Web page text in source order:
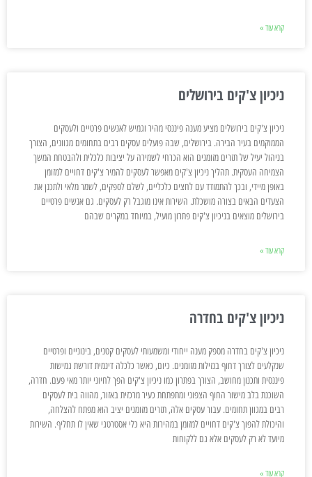
קרא עוד »
ניכיון צ'קים בירושלים
ניכיון צ'קים בירושלים מציע מענה פיננסי מהיר וגמיש לאנשים פרטיים ולעסקים
הממוקמים בעיר הבירה. בירושלים, שבה פועלים עסקים רבים בתחומים מגוונים, הצורך
בניהול יעיל של תזרים מזומנים הוא הכרחי לשמירה על יציבות כלכלית ולהבטחת המשך
הצמיחה העסקית. תהליך ניכיון צ'קים מאפשר לעסקים להמיר צ'קים דחויים למזומן
באופן מיידי, ובכך להתמודד עם לחצים כלכליים, לשלם לספקים, לשמר מלאי ולתכנן את
הצעדים הבאים בצורה מושכלת. השירות אינו מוגבל רק לעסקים. גם אנשים פרטיים
בירושלים מוצאים בניכיון צ'קים פתרון מועיל, במיוחד במקרים שבהם
קרא עוד »
ניכיון צ'קים בחדרה
ניכיון צ'קים בחדרה מספק מענה ייחודי ומשמעותי לעסקים קטנים, בינוניים ופרטיים
שנקלעים לצורך דחוף בנזילות מזומנים. כיום, כאשר כלכלה דינמית דורשת גמישות
פיננסית ותכנון מחושב, הצורך בפתרון כמו ניכיון צ'קים הפך לחיוני יותר מאי פעם. חדרה,
השוכנת בלב מישור החוף הצפוני ומתפתחת כעיר מרכזית באזור, מהווה בית לעסקים
רבים במגוון תחומים. עבור עסקים אלה, תזרים מזומנים יציב הוא מפתח להצלחה,
והיכולת להפוך צ'קים דחויים למזומן במהירות היא כלי אסטרטגי שאין לו תחליף. השירות
מיועד לא רק לעסקים אלא גם ללקוחות
קרא עוד »